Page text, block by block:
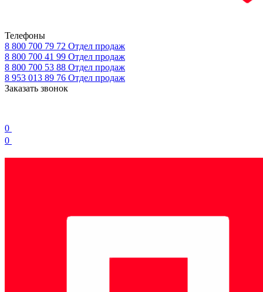
Телефоны
8 800 700 79 72 Отдел продаж
8 800 700 41 99 Отдел продаж
8 800 700 53 88 Отдел продаж
8 953 013 89 76 Отдел продаж
Заказать звонок
0
0